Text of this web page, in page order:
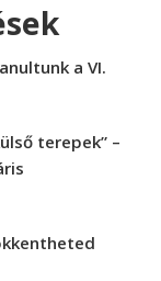
a VI.
terepek” –